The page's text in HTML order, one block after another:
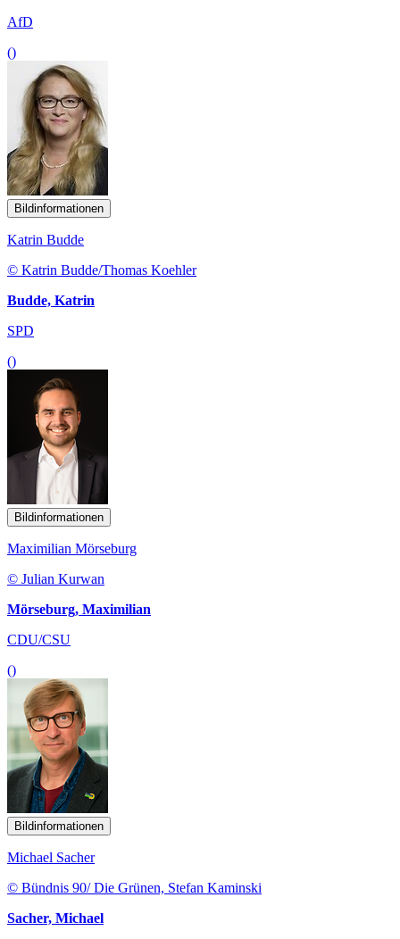
AfD
()
Bildinformationen
Katrin Budde
© Katrin Budde/Thomas Koehler
Budde, Katrin
SPD
()
Bildinformationen
Maximilian Mörseburg
© Julian Kurwan
Mörseburg, Maximilian
CDU/CSU
()
Bildinformationen
Michael Sacher
© Bündnis 90/ Die Grünen, Stefan Kaminski
Sacher, Michael